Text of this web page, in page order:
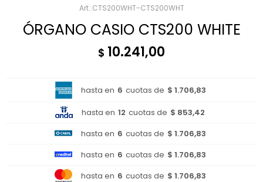
CTS200WHT-CTS200WHT
ÓRGANO CASIO CTS200 WHITE
$ 10.241,00
hasta en 6 cuotas de $ 1.706,83
hasta en 12 cuotas de $ 853,42
hasta en 6 cuotas de $ 1.706,83
hasta en 6 cuotas de $ 1.706,83
hasta en 6 cuotas de $ 1.706,83